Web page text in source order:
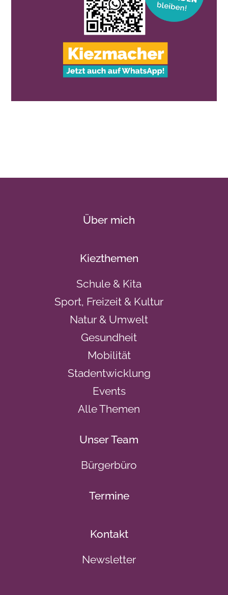
Über mich
Kiezthemen
Schule & Kita
Sport, Freizeit & Kultur
Natur & Umwelt
Gesundheit
Mobilität
Stadentwicklung
Events
Alle Themen
Unser Team
Bürgerbüro
Termine
Kontakt
Newsletter